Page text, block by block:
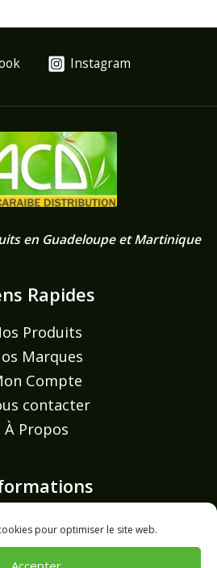
pour optimiser le site web.
Instagram
en Guadeloupe et Martinique
Rapides
Produits
Marques
Compte
contacter
À Propos
légales
de confidentialité